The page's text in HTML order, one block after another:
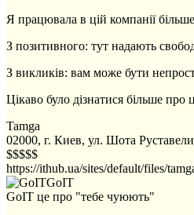
Я працювала в цій компанії
З позитивного: тут надають
З викликів: вам може бути
Цікаво було дізнатися більше
Tamga
02000, г. Киев, ул. Шота
$$$$$
https://ithub.ua/sites/default/files/
GoIT
GoIT це про "тебе чуюють"